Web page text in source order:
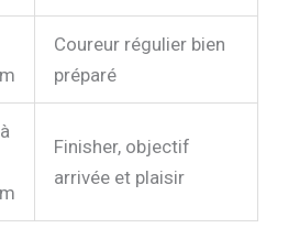
Coureur régulier bien
préparé
Finisher, objectif
arrivée et plaisir